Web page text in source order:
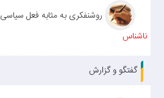
روشنفکری به مثابه فعل سیاسی
ناشناس
گفتگو و گزارش